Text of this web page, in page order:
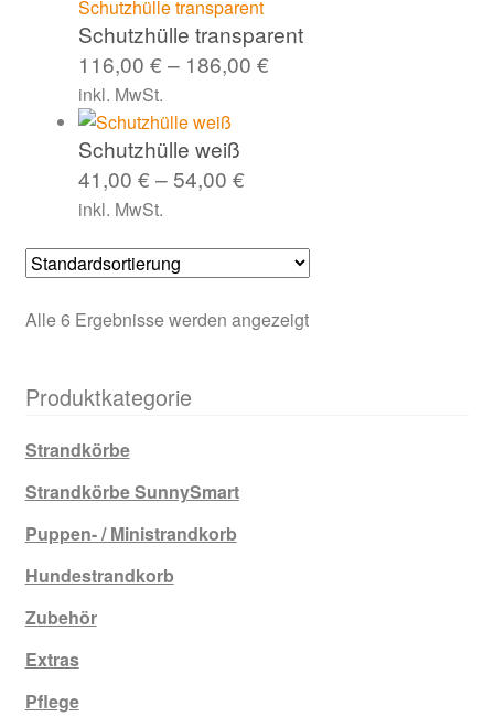
Schutzhülle transparent
116,00 €– 186,00 €
inkl. MwSt.
Schutzhülle weiß
41,00 €– 54,00 €
inkl. MwSt.
Alle 6 Ergebnisse werden angezeigt
Produktkategorie
Strandkörbe
Strandkörbe SunnySmart
Puppen- / Ministrandkorb
Hundestrandkorb
Zubehör
Extras
Pflege